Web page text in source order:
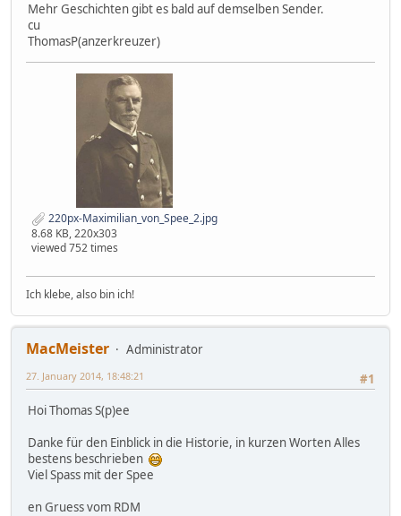
Mehr Geschichten gibt es bald auf demselben Sender.
cu
ThomasP(anzerkreuzer)
220px-Maximilian_von_Spee_2.jpg
8.68 KB, 220x303
viewed 752 times
Ich klebe, also bin ich!
MacMeister
Administrator
#1
27. January 2014, 18:48:21
Hoi Thomas S(p)ee
Danke für den Einblick in die Historie, in kurzen Worten Alles
bestens beschrieben
Viel Spass mit der Spee
en Gruess vom RDM